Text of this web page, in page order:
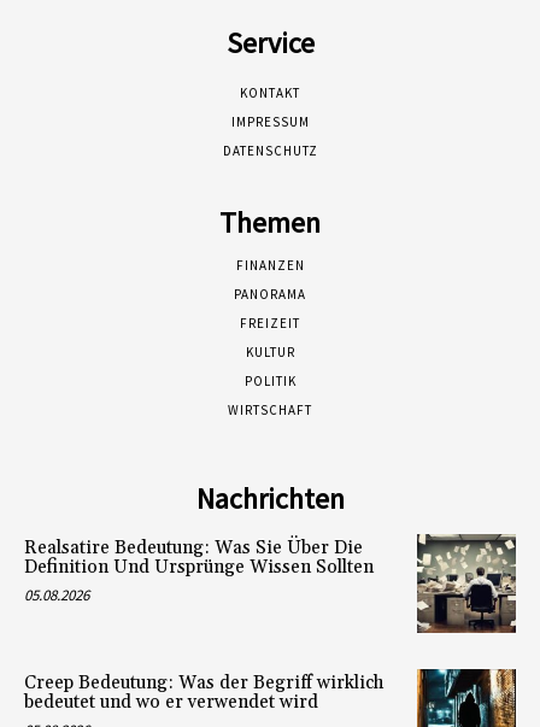
Service
KONTAKT
IMPRESSUM
DATENSCHUTZ
Themen
FINANZEN
PANORAMA
FREIZEIT
KULTUR
POLITIK
WIRTSCHAFT
Nachrichten
Realsatire Bedeutung: Was Sie Über Die
Definition Und Ursprünge Wissen Sollten
05.08.2026
Creep Bedeutung: Was der Begriff wirklich
bedeutet und wo er verwendet wird